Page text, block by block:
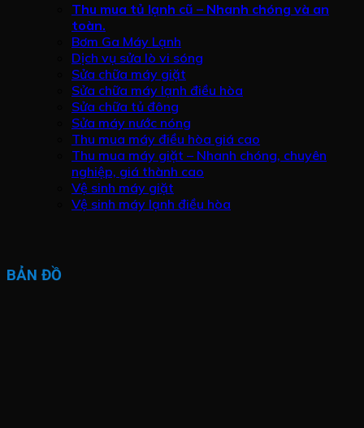
Thu mua tủ lạnh cũ – Nhanh chóng và an
toàn.
Bơm Ga Máy Lạnh
Dịch vụ sửa lò vi sóng
Sửa chữa máy giặt
Sửa chữa máy lạnh điều hòa
Sửa chữa tủ đông
Sửa máy nước nóng
Thu mua máy điều hòa giá cao
Thu mua máy giặt – Nhanh chóng, chuyên
nghiệp, giá thành cao
Vệ sinh máy giặt
Vệ sinh máy lạnh điều hòa
BẢN ĐỒ